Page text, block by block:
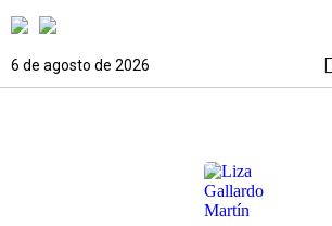
6 de agosto de 2026